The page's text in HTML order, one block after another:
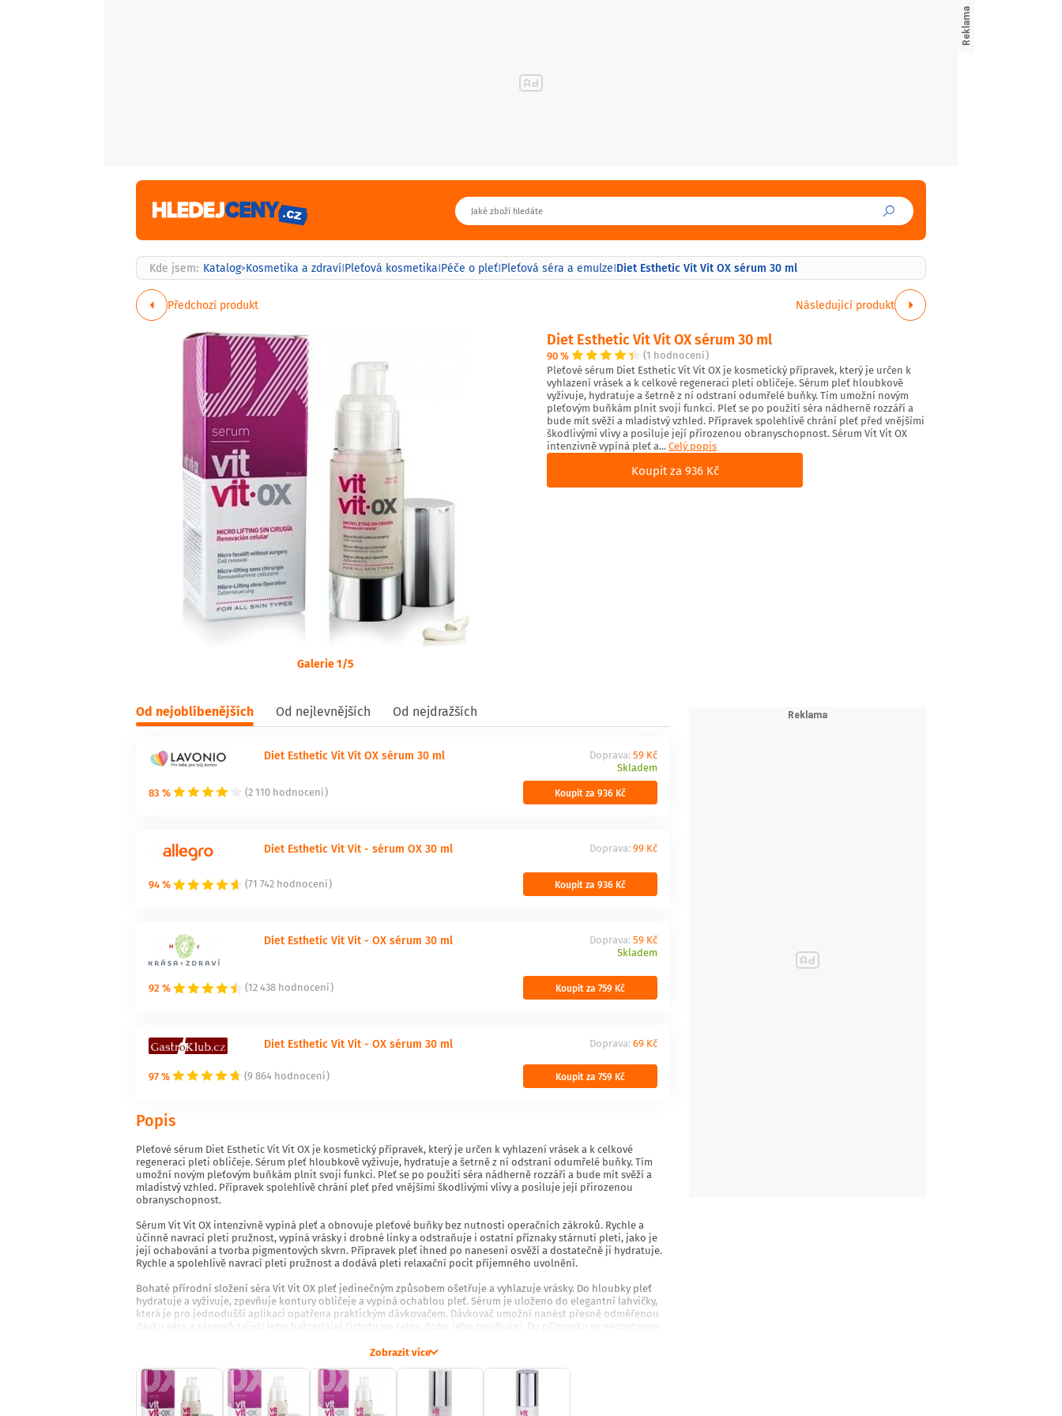
Kde jsem: Katalog>Kosmetika a zdraví|Pleťová kosmetika|Péče o pleť|Pleťová séra a emulze|Diet Esthetic Vit Vit OX sérum 30 ml
Předchozí produkt Následující produkt
Galerie 1/5
Diet Esthetic Vit Vit OX sérum 30 ml
90 %
(1 hodnocení)
Pleťové sérum Diet Esthetic Vit Vit OX je kosmetický přípravek, který je určen k
vyhlazení vrásek a k celkové regeneraci pleti obličeje. Sérum pleť hloubkově
vyživuje, hydratuje a šetrně z ní odstraní odumřelé buňky. Tím umožní novým
pleťovým buňkám plnit svoji funkci. Pleť se po použití séra nádherně rozzáří a
bude mít svěží a mladistvý vzhled. Přípravek spolehlivě chrání pleť před vnějšími
škodlivými vlivy a posiluje její přirozenou obranyschopnost. Sérum Vit Vit OX
intenzivně vypíná pleť a...Celý popis
Koupit za 936 Kč
Od nejoblíbenějších Od nejlevnějších Od nejdražších
83 % (2 110 hodnocení)
Diet Esthetic Vit Vit OX sérum 30 ml Doprava: 59 Kč
Skladem
Koupit za 936 Kč
94 % (71 742 hodnocení)
Diet Esthetic Vit Vit - sérum OX 30 ml Doprava: 99 Kč
Koupit za 936 Kč
92 % (12 438 hodnocení)
Diet Esthetic Vit Vit - OX sérum 30 ml Doprava: 59 Kč
Skladem
Koupit za 759 Kč
97 % (9 864 hodnocení)
Diet Esthetic Vit Vit - OX sérum 30 ml Doprava: 69 Kč
Koupit za 759 Kč
Popis
Pleťové sérum Diet Esthetic Vit Vit OX je kosmetický přípravek, který je určen k vyhlazení vrásek a k celkové
regeneraci pleti obličeje. Sérum pleť hloubkově vyživuje, hydratuje a šetrně z ní odstraní odumřelé buňky. Tím
umožní novým pleťovým buňkám plnit svoji funkci. Pleť se po použití séra nádherně rozzáří a bude mít svěží a
mladistvý vzhled. Přípravek spolehlivě chrání pleť před vnějšími škodlivými vlivy a posiluje její přirozenou
obranyschopnost.
Sérum Vit Vit OX intenzivně vypíná pleť a obnovuje pleťové buňky bez nutnosti operačních zákroků. Rychle a
účinně navrací pleti pružnost, vypíná vrásky i drobné linky a odstraňuje i ostatní příznaky stárnutí pleti, jako je
její ochabování a tvorba pigmentových skvrn. Přípravek pleť ihned po nanesení osvěží a dostatečně ji hydratuje.
Rychle a spolehlivě navrací pleti pružnost a dodává pleti relaxační pocit příjemného uvolnění.
Bohaté přírodní složení séra Vit Vit OX pleť jedinečným způsobem ošetřuje a vyhlazuje vrásky. Do hloubky pleť
hydratuje a vyživuje, zpevňuje kontury obličeje a vypíná ochablou pleť. Sérum je uloženo do elegantní lahvičky,
která je pro jednodušší aplikaci opatřena praktickým dávkovačem. Dávkovač umožní nanést přesně odměřenou
dávku séra a zároveň zajistí jeho bakteriální čistotu po celou dobu jeho používání. Do přípravku se nedostanou
Luxusní sérum Vit Vit OX má bohaté přírodní složení, které je velmi šetrné k pleti a pomáhá oddálit její předčasné
stárnutí. Zajistí detoxikaci a dokonalou hydrataci pleti. Vzácné a velmi účinné přírodní oleje budou pleť hýčkat a
výtažky z čínského ovoce pleť příjemně zklidní. Přípravek odstraní z pleti pigmentové skvrny, které na ní vznikly
vlivem neopatrného slunění nebo vlivem stárnutí pleti. Po pravidelném používání získá vaše pleť zpět svoji
Zobrazit více